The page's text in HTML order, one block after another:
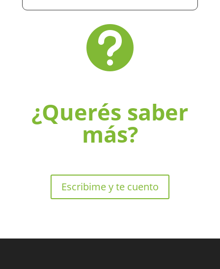

¿Querés saber
más?
Escribime y te cuento